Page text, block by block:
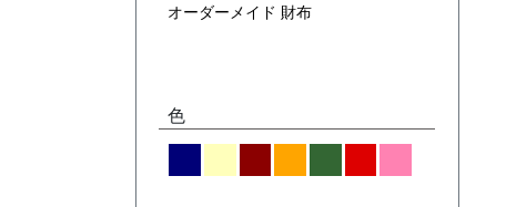
オーダーメイド 財布
色